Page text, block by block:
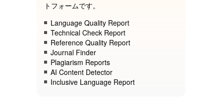
トフォームです。
Language Quality Report
Technical Check Report
Reference Quality Report
Journal Finder
Plagiarism Reports
AI Content Detector
Inclusive Language Report